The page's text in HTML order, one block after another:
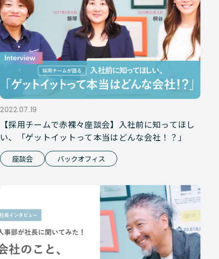
2022.07.19
【採用チームで赤裸々座談会】入社前に知ってほし
い、「ゲットイットって本当はどんな会社！？」
座談会 バックオフィス